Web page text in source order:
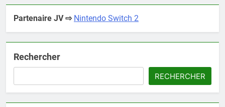
Partenaire JV ⇨ Nintendo Switch 2
Rechercher
RECHERCHER